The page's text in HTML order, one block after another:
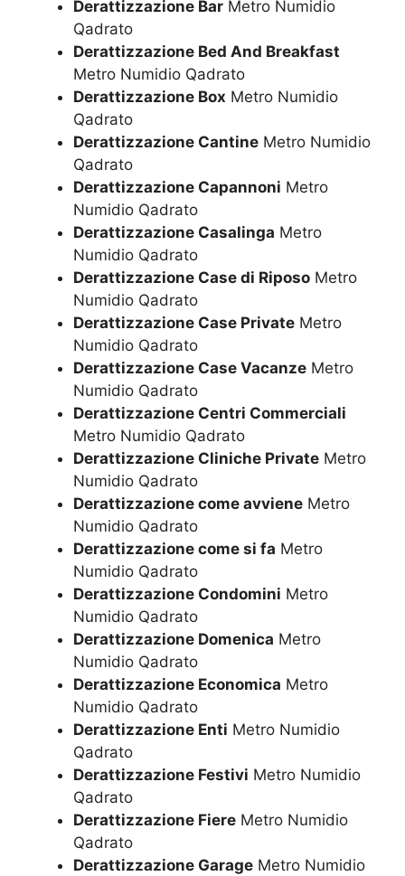
Derattizzazione Bar Metro Numidio
Qadrato
Derattizzazione Bed And Breakfast
Metro Numidio Qadrato
Derattizzazione Box Metro Numidio
Qadrato
Derattizzazione Cantine Metro Numidio
Qadrato
Derattizzazione Capannoni Metro
Numidio Qadrato
Derattizzazione Casalinga Metro
Numidio Qadrato
Derattizzazione Case di Riposo Metro
Numidio Qadrato
Derattizzazione Case Private Metro
Numidio Qadrato
Derattizzazione Case Vacanze Metro
Numidio Qadrato
Derattizzazione Centri Commerciali
Metro Numidio Qadrato
Derattizzazione Cliniche Private Metro
Numidio Qadrato
Derattizzazione come avviene Metro
Numidio Qadrato
Derattizzazione come si fa Metro
Numidio Qadrato
Derattizzazione Condomini Metro
Numidio Qadrato
Derattizzazione Domenica Metro
Numidio Qadrato
Derattizzazione Economica Metro
Numidio Qadrato
Derattizzazione Enti Metro Numidio
Qadrato
Derattizzazione Festivi Metro Numidio
Qadrato
Derattizzazione Fiere Metro Numidio
Qadrato
Derattizzazione Garage Metro Numidio